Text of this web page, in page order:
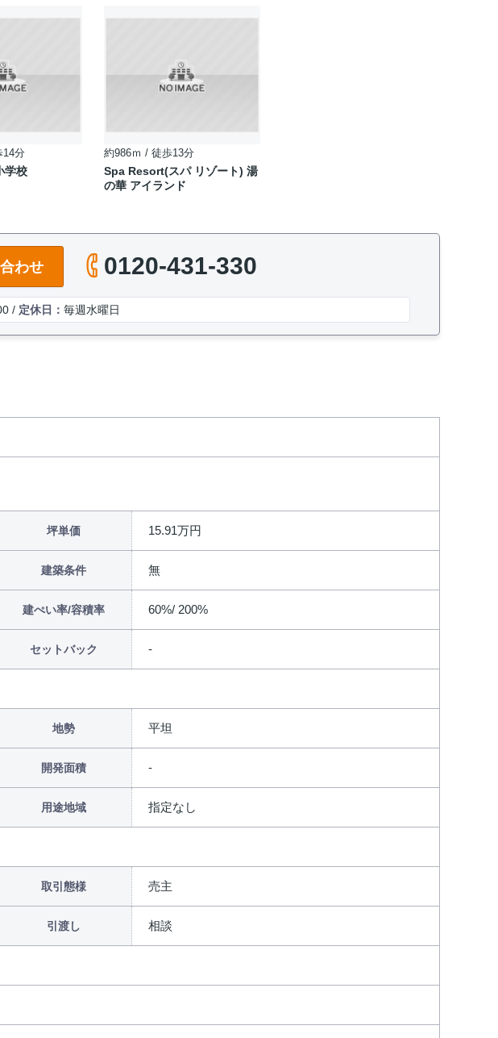
14分
学校
約986ｍ / 徒歩13分
Spa Resort(スパ リゾート) 湯
の華 アイランド
わせ 0120-431-330
/ 定休日： 毎週水曜日
坪単価 15.91万円
建築条件 無
建ぺい率/容積率 60%/ 200%
セットバック
地勢 平坦
開発面積
用途地域 指定なし
取引態様 売主
引渡し 相談